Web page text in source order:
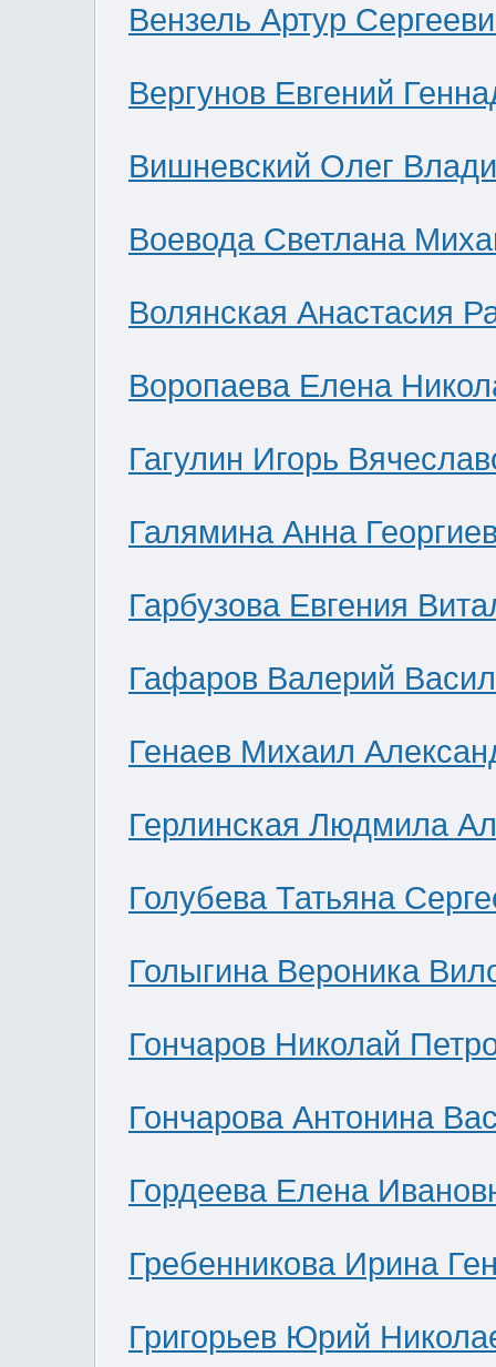
Вензель Артур
Вергунов Евгений
Вишневский Олег
Воевода Светлана
Волянская Анастасия
Воропаева Елена
Гагулин Игорь
Галямина Анна
Гарбузова Евгения
Гафаров Валерий
Генаев Михаил
Герлинская Людмила
Голубева Татьяна
Голыгина Вероника
Гончаров Николай
Гончарова Антонина
Гордеева Елена
Гребенникова Ирина
Григорьев Юрий